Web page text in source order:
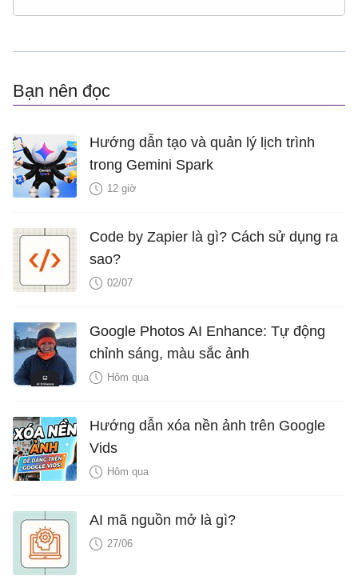
Bạn nên đọc
Hướng dẫn tạo và quản lý lịch trình
trong Gemini Spark
12 giờ
Code by Zapier là gì? Cách sử dụng ra
sao?
02/07
Google Photos AI Enhance: Tự động
chỉnh sáng, màu sắc ảnh
Hôm qua
Hướng dẫn xóa nền ảnh trên Google
Vids
Hôm qua
AI mã nguồn mở là gì?
27/06